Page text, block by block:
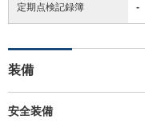
定期点検記録簿 -
装備
安全装備